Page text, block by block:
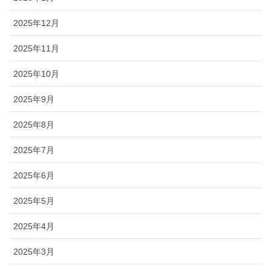
2025年12月
2025年11月
2025年10月
2025年9月
2025年8月
2025年7月
2025年6月
2025年5月
2025年4月
2025年3月